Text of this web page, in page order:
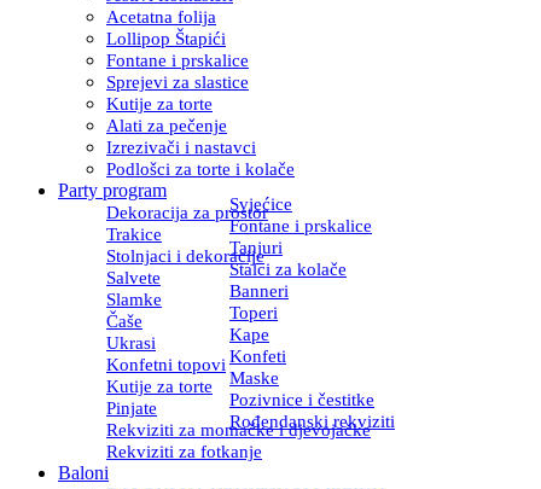
Acetatna folija
Lollipop Štapići
Fontane i prskalice
Sprejevi za slastice
Kutije za torte
Alati za pečenje
Izrezivači i nastavci
Podlošci za torte i kolače
Party program
Dekoracija za prostor
Svjećice
Trakice
Fontane i prskalice
Stolnjaci i dekoracije
Tanjuri
Salvete
Stalci za kolače
Slamke
Banneri
Čaše
Toperi
Ukrasi
Kape
Konfetni topovi Konfeti
Kutije za torte
Maske
Pinjate
Pozivnice i čestitke
Rekviziti za momačke i djevojačke
Rođendanski rekviziti
Rekviziti za fotkanje
Baloni